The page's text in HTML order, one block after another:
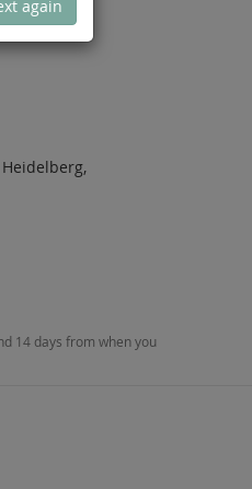
again
14 days from when you